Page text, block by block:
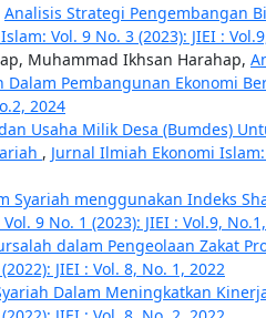
Analisis Strategi Pengembangan
Vol. 9 No. 3 (2023): JIEI :
Muhammad Ikhsan Harahap,
Dalam Pembangunan Ekonomi
2024
Usaha Milik Desa (Bumdes)
, Jurnal Ilmiah Ekonomi Islam:
Syariah menggunakan Indeks
9 No. 1 (2023): JIEI : Vol.9,
dalam Pengeolaan Zakat
JIEI : Vol. 8, No. 1, 2022
Dalam Meningkatkan